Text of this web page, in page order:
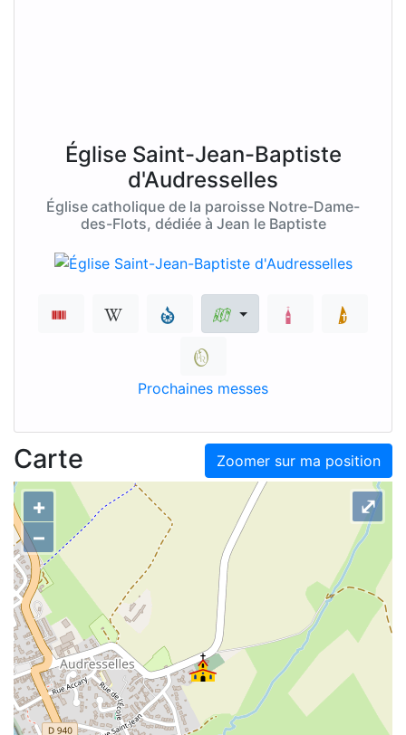
Église Saint-Jean-Baptiste
d'Audresselles
Église catholique de la paroisse Notre-Dame-
des-Flots, dédiée à Jean le Baptiste
Prochaines messes
Zoomer sur ma position
Carte
+
–
⤢